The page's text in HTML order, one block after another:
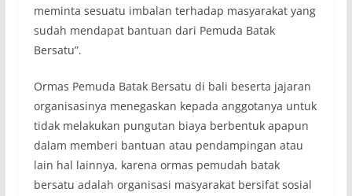
meminta sesuatu imbalan terhadap masyarakat yang
sudah mendapat bantuan dari Pemuda Batak
Bersatu”.
Ormas Pemuda Batak Bersatu di bali beserta jajaran
organisasinya menegaskan kepada anggotanya untuk
tidak melakukan pungutan biaya berbentuk apapun
dalam memberi bantuan atau pendampingan atau
lain hal lainnya, karena ormas pemudah batak
bersatu adalah organisasi masyarakat bersifat sosial